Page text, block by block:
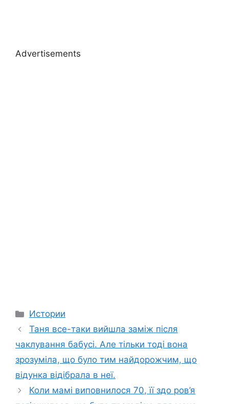
Advertisements
Categories
Истории
Таня все-таки вийшла заміж після
чаклування бабусі. Але тільки тоді вона
зрозуміла, що було тим найдорожчим, що
відунка відібрала в неї.
Коли мамі виповнилося 70, її здо ров’я